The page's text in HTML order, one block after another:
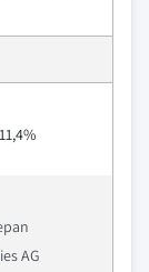
AG